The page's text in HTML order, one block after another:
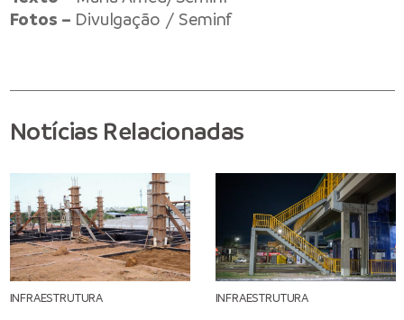
Fotos – Divulgação / Seminf
Notícias Relacionadas
INFRAESTRUTURA INFRAESTRUTURA